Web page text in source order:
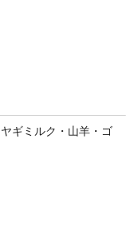
ギミルク・山羊・ゴ